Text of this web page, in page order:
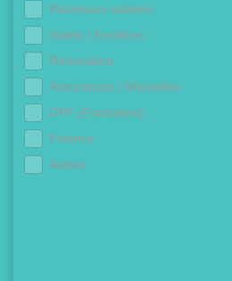
Panneaux solaires
Volets / Fenêtres
Rénovation
Assurances / Mutuelles
CPF (Formation)
Finance
Autres